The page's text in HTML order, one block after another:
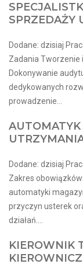
SPRZEDAŻY
Dodane: dzisiaj
Zadania Tworzenie
Dokonywanie
dedykowanych
prowadzenie...
Dodane: dzisiaj
Zakres
automatyki
przyczyn usterek
działań....
KIEROWNIK